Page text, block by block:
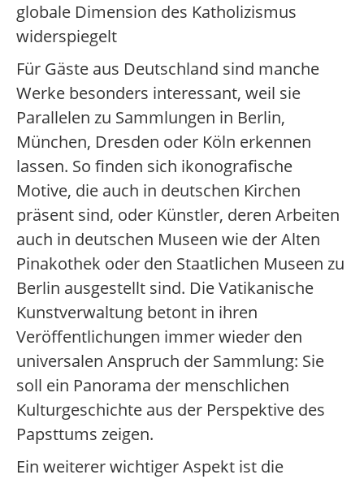
globale Dimension des Katholizismus
widerspiegelt
Für Gäste aus Deutschland sind manche
Werke besonders interessant, weil sie
Parallelen zu Sammlungen in Berlin,
München, Dresden oder Köln erkennen
lassen. So finden sich ikonografische
Motive, die auch in deutschen Kirchen
präsent sind, oder Künstler, deren Arbeiten
auch in deutschen Museen wie der Alten
Pinakothek oder den Staatlichen Museen zu
Berlin ausgestellt sind. Die Vatikanische
Kunstverwaltung betont in ihren
Veröffentlichungen immer wieder den
universalen Anspruch der Sammlung: Sie
soll ein Panorama der menschlichen
Kulturgeschichte aus der Perspektive des
Papsttums zeigen.
Ein weiterer wichtiger Aspekt ist die